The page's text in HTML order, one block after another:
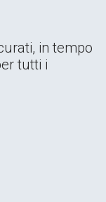
in tempo
tutti i